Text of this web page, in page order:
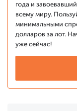
года и
всему миру.
минимальными
долларов за лот.
уже сейчас!